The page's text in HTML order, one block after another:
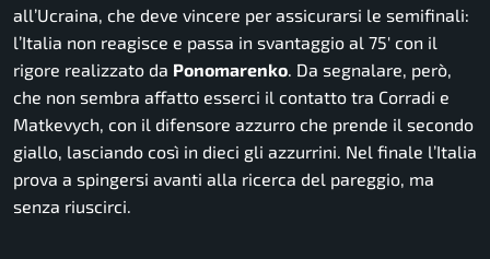
all’Ucraina, che deve vincere per assicurarsi le semifinali:
l’Italia non reagisce e passa in svantaggio al 75′ con il
rigore realizzato da Ponomarenko. Da segnalare, però,
che non sembra affatto esserci il contatto tra Corradi e
Matkevych, con il difensore azzurro che prende il secondo
giallo, lasciando così in dieci gli azzurrini. Nel finale l’Italia
prova a spingersi avanti alla ricerca del pareggio, ma
senza riuscirci.